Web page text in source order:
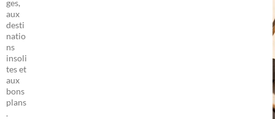
ges,
aux
desti
natio
ns
insoli
tes et
aux
bons
plans
.